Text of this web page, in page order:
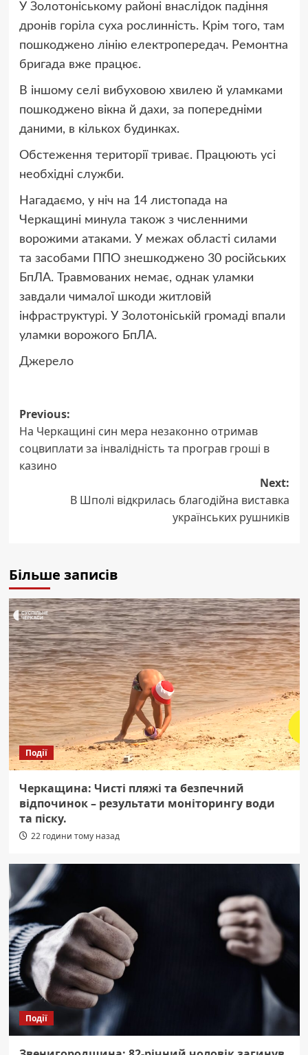
У Золотоніському районі внаслідок падіння
дронів горіла суха рослинність. Крім того, там
пошкоджено лінію електропередач. Ремонтна
бригада вже працює.
В іншому селі вибуховою хвилею й уламками
пошкоджено вікна й дахи, за попередніми
даними, в кількох будинках.
Обстеження території триває. Працюють усі
необхідні служби.
Нагадаємо, у ніч на 14 листопада на
Черкащині минула також з численними
ворожими атаками. У межах області силами
та засобами ППО знешкоджено 30 російських
БпЛА. Травмованих немає, однак уламки
завдали чималої шкоди житловій
інфраструктурі. У Золотоніській громаді впали
уламки ворожого БпЛА.
Джерело
Post
navigation
Previous:
На Черкащині син мера незаконно отримав
соцвиплати за інвалідність та програв гроші в
казино
Next:
В Шполі відкрилась благодійна виставка
українських рушників
Більше записів
Події
Черкащина: Чисті пляжі та безпечний
відпочинок – результати моніторингу води
та піску.
22 години тому назад
Події